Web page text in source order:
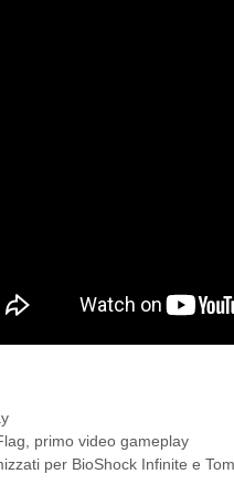
primo video gameplay
per BioShock Infinite e